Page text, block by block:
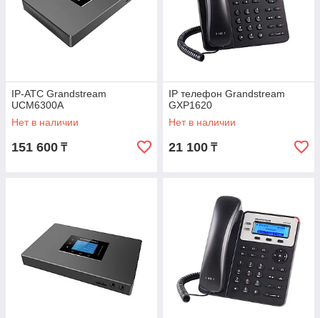
IP-АТС Grandstream
UCM6300A
Нет в наличии
151 600 ₸
IP телефон Grandstream
GXP1620
Нет в наличии
21 100 ₸